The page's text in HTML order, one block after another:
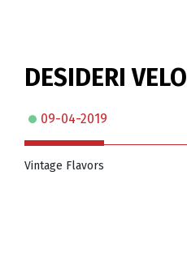
DESIDERI VELO
09-04-2019
Vintage Flavors